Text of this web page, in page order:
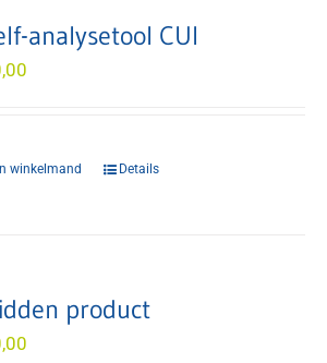
analysetool CUI
In winkelmand Details
product